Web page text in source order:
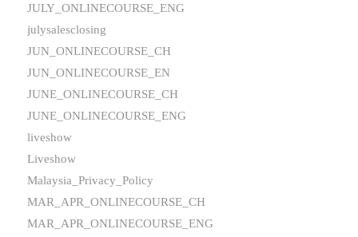
JULY_ONLINECOURSE_ENG
julysalesclosing
JUN_ONLINECOURSE_CH
JUN_ONLINECOURSE_EN
JUNE_ONLINECOURSE_CH
JUNE_ONLINECOURSE_ENG
liveshow
Liveshow
Malaysia_Privacy_Policy
MAR_APR_ONLINECOURSE_CH
MAR_APR_ONLINECOURSE_ENG